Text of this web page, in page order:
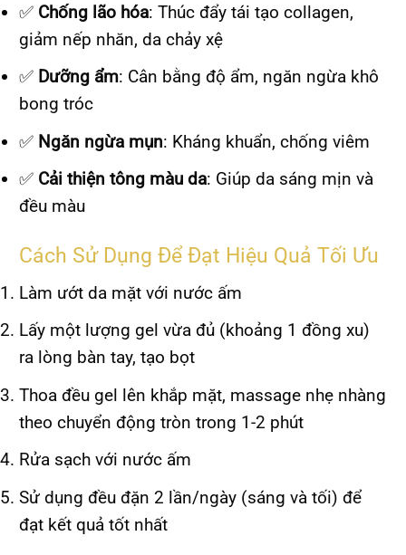
✅ Chống lão hóa: Thúc đẩy tái tạo collagen,
giảm nếp nhăn, da chảy xệ
✅ Dưỡng ẩm: Cân bằng độ ẩm, ngăn ngừa khô
bong tróc
✅ Ngăn ngừa mụn: Kháng khuẩn, chống viêm
✅ Cải thiện tông màu da: Giúp da sáng mịn và
đều màu
Cách Sử Dụng Để Đạt Hiệu Quả Tối Ưu
Làm ướt da mặt với nước ấm
Lấy một lượng gel vừa đủ (khoảng 1 đồng xu)
ra lòng bàn tay, tạo bọt
Thoa đều gel lên khắp mặt, massage nhẹ nhàng
theo chuyển động tròn trong 1-2 phút
Rửa sạch với nước ấm
Sử dụng đều đặn 2 lần/ngày (sáng và tối) để
đạt kết quả tốt nhất